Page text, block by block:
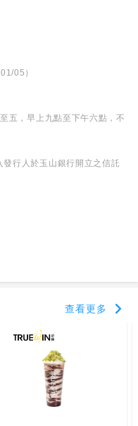
05）
五，早上九點至下午六點，不
行人於玉山銀行開立之信託
查看更多